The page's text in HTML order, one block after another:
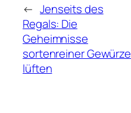
← Jenseits des
Regals: Die
Geheimnisse
sortenreiner Gewürze
lüften